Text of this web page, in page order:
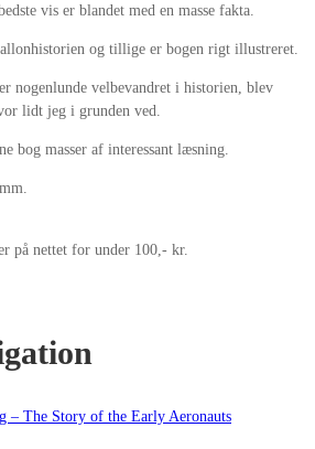
vis er blandet med en masse fakta.
og tillige er bogen rigt illustreret.
nogenlunde velbevandret i historien, blev
lidt jeg i grunden ved.
bog masser af interessant læsning.
på nettet for under 100,- kr.
– The Story of the Early Aeronauts